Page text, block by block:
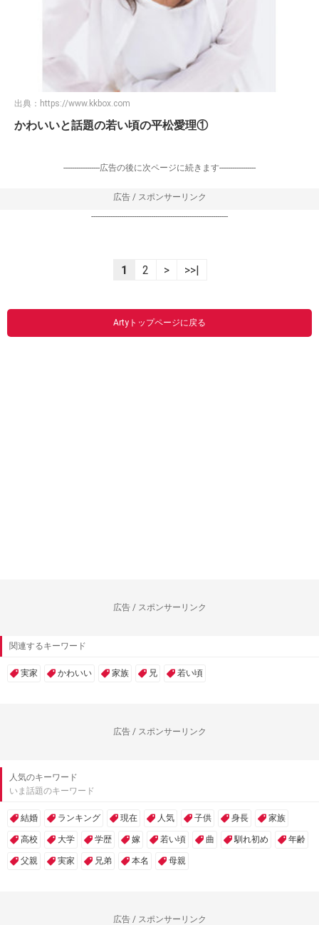
出典： https://www.kkbox.com
かわいいと話題の若い頃の平松愛理①
-----------------広告の後に次ページに続きます-----------------
広告 / スポンサーリンク
----------------------------------------------------------------
1 2 > >>|
Artyトップページに戻る
広告 / スポンサーリンク
関連するキーワード
実家 かわいい 家族 兄 若い頃
広告 / スポンサーリンク
人気のキーワード
いま話題のキーワード
結婚 ランキング 現在 人気 子供 身長 家族
高校 大学 学歴 嫁 若い頃 曲 馴れ初め 年齢
父親 実家 兄弟 本名 母親
広告 / スポンサーリンク